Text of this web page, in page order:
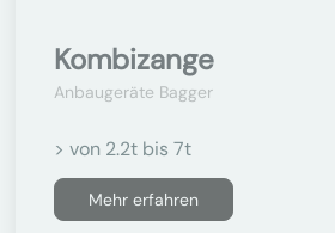
Kombizange
Anbaugeräte Bagger
> von 2.2t bis 7t
Mehr erfahren